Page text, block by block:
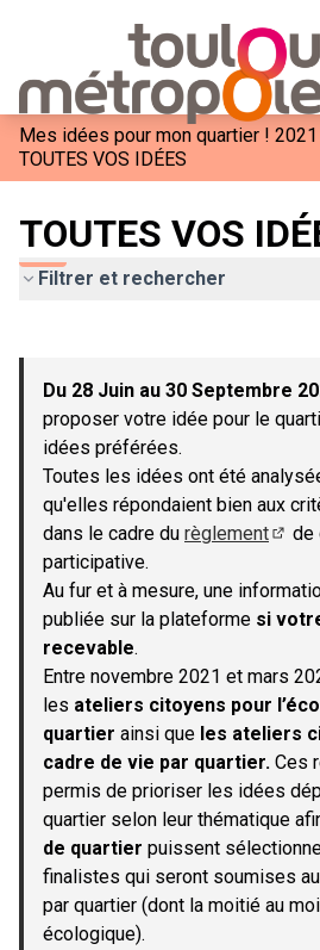
Mes idées pour mon quartier ! 2021
TOUTES VOS IDÉES
TOUTES VOS
Filtrer et rechercher
−
Du 28 Juin au 30 Septembre
proposer votre idée pour le
idées préférées.
Toutes les idées ont été
qu'elles répondaient bien aux
dans le cadre du règlement
de
participative.
Au fur et à mesure, une
publiée sur la plateforme si
recevable.
Entre novembre 2021 et mars
les ateliers citoyens pour
quartier ainsi que les ateliers
cadre de vie par quartier. Ces
permis de prioriser les idées
quartier selon leur thématique
de quartier puissent
finalistes qui seront soumises
par quartier (dont la moitié au
écologique).